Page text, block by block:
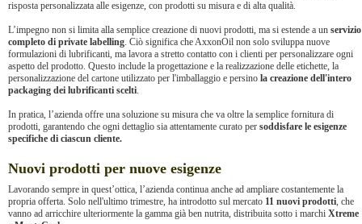
risposta personalizzata alle esigenze, con prodotti su misura e di alta qualità.
L’impegno non si limita alla semplice creazione di nuovi prodotti, ma si estende a un servizio
completo di private labelling. Ciò significa che AxxonOil non solo sviluppa nuove
formulazioni di lubrificanti, ma lavora a stretto contatto con i clienti per personalizzare ogni
aspetto del prodotto. Questo include la progettazione e la realizzazione delle etichette, la
personalizzazione del cartone utilizzato per l'imballaggio e persino la creazione dell'intero
packaging dei lubrificanti scelti.
In pratica, l’azienda offre una soluzione su misura che va oltre la semplice fornitura di
prodotti, garantendo che ogni dettaglio sia attentamente curato per soddisfare le esigenze
specifiche di ciascun cliente.
Nuovi prodotti per nuove esigenze
Lavorando sempre in quest’ottica, l’azienda continua anche ad ampliare costantemente la
propria offerta. Solo nell'ultimo trimestre, ha introdotto sul mercato 11 nuovi prodotti, che
vanno ad arricchire ulteriormente la gamma già ben nutrita, distribuita sotto i marchi Xtreme